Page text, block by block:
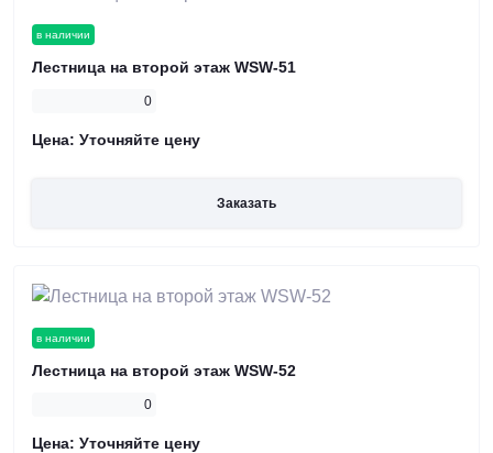
в наличии
Лестница на второй этаж WSW-51
0
Цена: Уточняйте цену
Заказать
в наличии
Лестница на второй этаж WSW-52
0
Цена: Уточняйте цену